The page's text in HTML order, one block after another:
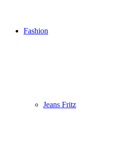
Fashion
Jeans Fritz